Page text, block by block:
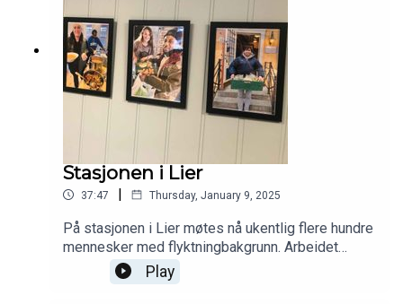
Stasjonen i Lier
37:47 | Thursday, January 9, 2025
På stasjonen i Lier møtes nå ukentlig flere hundre
mennesker med flyktningbakgrunn. Arbeidet
foregår i tett samarbeid mellom Den norske kirke
i Lier og flyktningtjenesten og engasjerer mange
Play